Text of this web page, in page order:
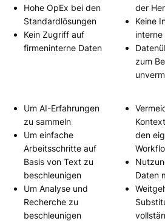
Hohe OpEx bei den
Standardlösungen
Kein Zugriff auf
firmeninterne Daten
der
Keine
zum
Um AI-Erfahrungen
zu sammeln
Um einfache
Arbeitsschritte auf
Basis von Text zu
beschleunigen
Um Analyse und
Recherche zu
beschleunigen
den
Daten